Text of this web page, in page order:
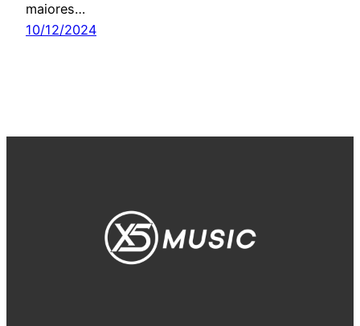
maiores…
10/12/2024